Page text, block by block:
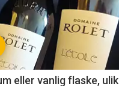
eller vanlig flaske, ulik